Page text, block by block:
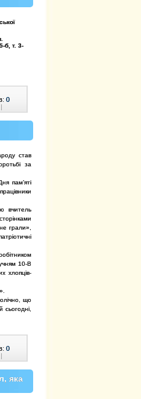
б, т. 3-
0
|
став
за
пам’яті
вчитель
грали»,
10-В
хлопців-
що
0
|
яка